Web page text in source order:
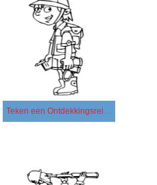
Teken een Ontdekkingsreiziger gratis afdrukbaar